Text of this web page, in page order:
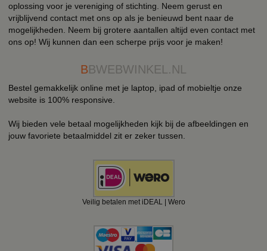
oplossing voor je vereniging of stichting. Neem gerust en
vrijblijvend contact met ons op als je benieuwd bent naar de
mogelijkheden. Neem bij grotere aantallen altijd even contact met
ons op! Wij kunnen dan een scherpe prijs voor je maken!
BBWEBWINKEL.NL
Bestel gemakkelijk online met je laptop, ipad of mobieltje onze
website is 100% responsive.
Wij bieden vele betaal mogelijkheden kijk bij de afbeeldingen en
jouw favoriete betaalmiddel zit er zeker tussen.
Veilig betalen met iDEAL | Wero